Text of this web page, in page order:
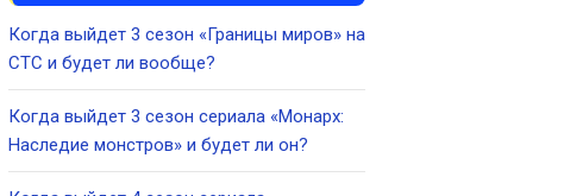
Когда выйдет 3 сезон «Границы миров» на
СТС и будет ли вообще?
Когда выйдет 3 сезон сериала «Монарх:
Наследие монстров» и будет ли он?